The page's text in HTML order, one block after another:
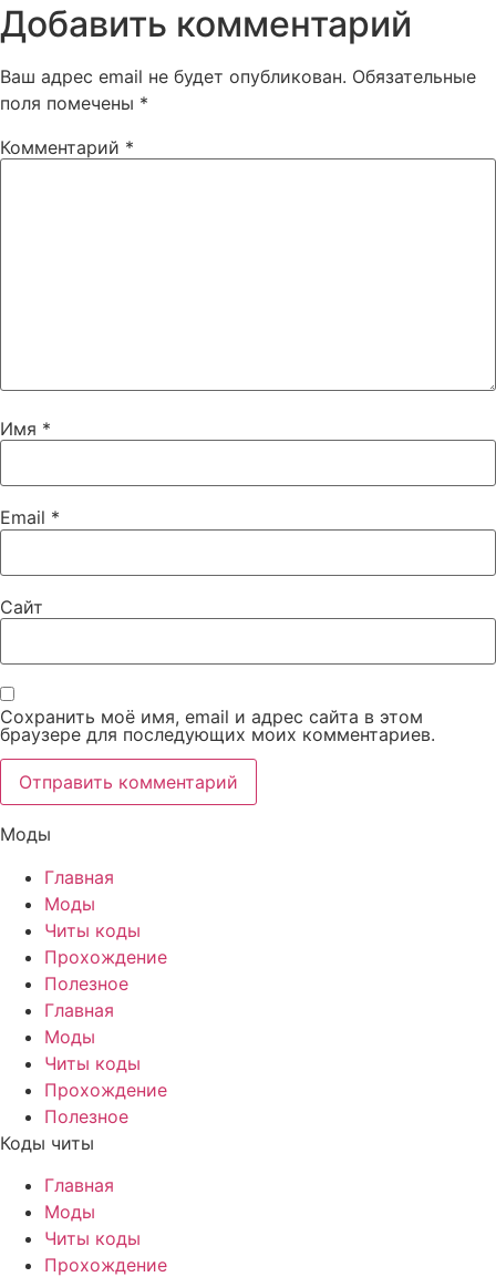
Добавить комментарий
Ваш адрес email не будет опубликован. Обязательные
поля помечены *
Комментарий *
Имя *
Email *
Сайт
Сохранить моё имя, email и адрес сайта в этом
браузере для последующих моих комментариев.
Моды
Главная
Моды
Читы коды
Прохождение
Полезное
Главная
Моды
Читы коды
Прохождение
Полезное
Коды читы
Главная
Моды
Читы коды
Прохождение